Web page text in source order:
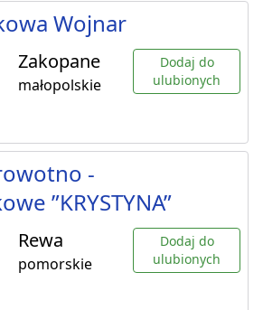
Wojnar
Zakopane
małopolskie
Dodaj do
ulubionych
-
”KRYSTYNA”
Rewa
pomorskie
Dodaj do
ulubionych